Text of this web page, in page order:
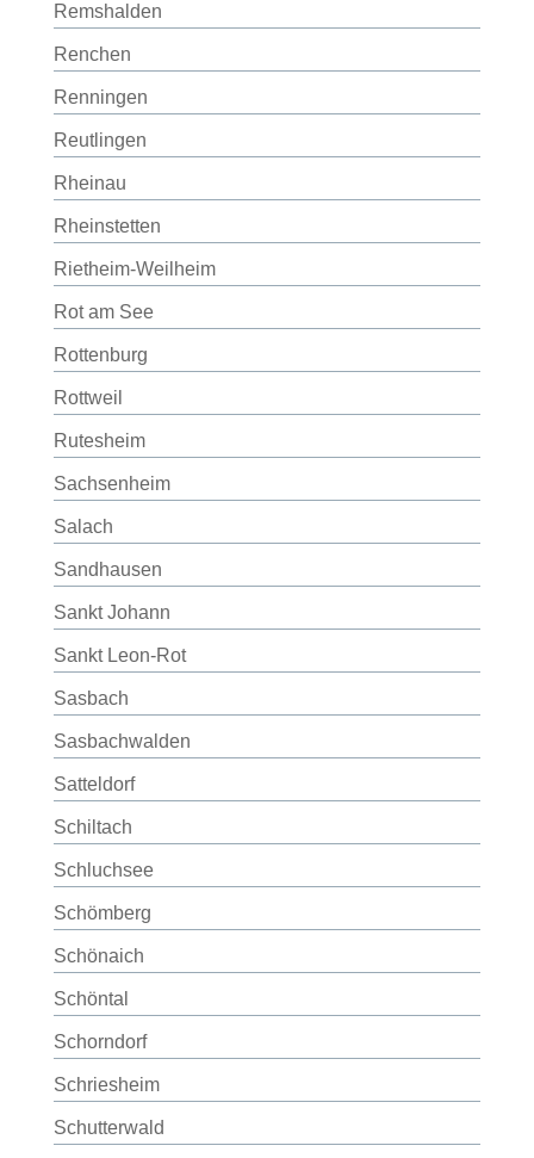
Remshalden
Renchen
Renningen
Reutlingen
Rheinau
Rheinstetten
Rietheim-Weilheim
Rot am See
Rottenburg
Rottweil
Rutesheim
Sachsenheim
Salach
Sandhausen
Sankt Johann
Sankt Leon-Rot
Sasbach
Sasbachwalden
Satteldorf
Schiltach
Schluchsee
Schömberg
Schönaich
Schöntal
Schorndorf
Schriesheim
Schutterwald